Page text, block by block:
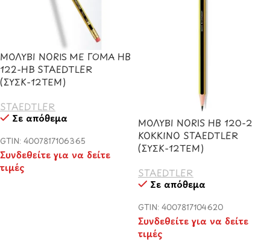
ΜΟΛΥΒΙ NORIS ΜΕ ΓΟΜΑ HB
122-HB STAEDTLER
(ΣΥΣΚ-12ΤΕΜ)
STAEDTLER
Σε απόθεμα
GTIN: 4007817106365
Συνδεθείτε για να δείτε
τιμές
ΜΟΛΥΒΙ NORIS HB 120-2
ΚΟΚΚΙΝΟ STAEDTLER
(ΣΥΣΚ-12ΤΕΜ)
STAEDTLER
Σε απόθεμα
GTIN: 4007817104620
Συνδεθείτε για να δείτε
τιμές